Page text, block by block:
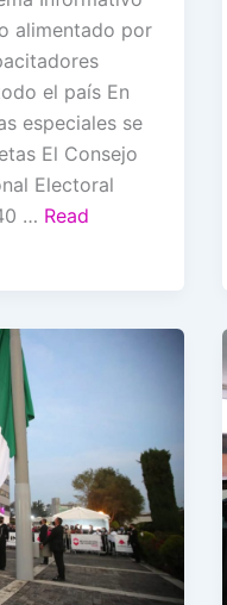
alimentado por
el país En
especiales se
El Consejo
Electoral
… Read